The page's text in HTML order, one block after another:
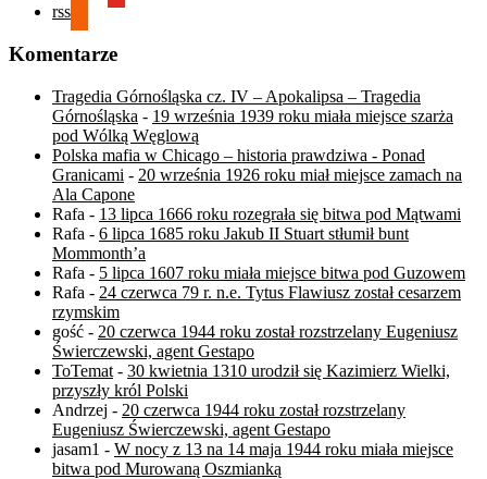
rss
Komentarze
Tragedia Górnośląska cz. IV – Apokalipsa – Tragedia
Górnośląska - 19 września 1939 roku miała miejsce szarża
pod Wólką Węglową
Polska mafia w Chicago – historia prawdziwa - Ponad
Granicami - 20 września 1926 roku miał miejsce zamach na
Ala Capone
Rafa - 13 lipca 1666 roku rozegrała się bitwa pod Mątwami
Rafa - 6 lipca 1685 roku Jakub II Stuart stłumił bunt
Mommonth’a
Rafa - 5 lipca 1607 roku miała miejsce bitwa pod Guzowem
Rafa - 24 czerwca 79 r. n.e. Tytus Flawiusz został cesarzem
rzymskim
gość - 20 czerwca 1944 roku został rozstrzelany Eugeniusz
Świerczewski, agent Gestapo
ToTemat - 30 kwietnia 1310 urodził się Kazimierz Wielki,
przyszły król Polski
Andrzej - 20 czerwca 1944 roku został rozstrzelany
Eugeniusz Świerczewski, agent Gestapo
jasam1 - W nocy z 13 na 14 maja 1944 roku miała miejsce
bitwa pod Murowaną Oszmianką